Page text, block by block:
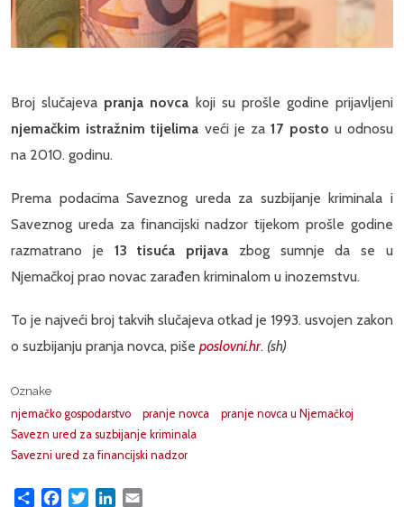
Broj slučajeva pranja novca koji su prošle godine prijavljeni
njemačkim istražnim tijelima veći je za17 posto u odnosu
na 2010. godinu.
Prema podacima Saveznog ureda za suzbijanje kriminala i
Saveznog ureda za financijski nadzor tijekom prošle godine
razmatrano je 13 tisuća prijava zbog sumnje da se u
Njemačkoj prao novac zarađen kriminalom u inozemstvu.
To je najveći broj takvih slučajeva otkad je 1993. usvojen zakon
o suzbijanju pranja novca, piše poslovni.hr. (sh)
Oznake
njemačko gospodarstvo
pranje novca
pranje novca u Njemačkoj
Savezn ured za suzbijanje kriminala
Savezni ured za financijski nadzor
Share FacebookTwitterLinkedIn